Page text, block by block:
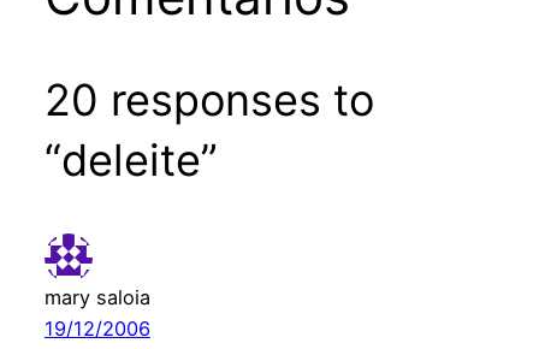
20 responses to
“deleite”
mary saloia
19/12/2006